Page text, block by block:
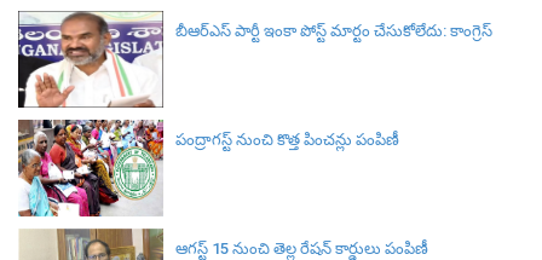
బీఆర్ఎస్‌ పార్టీ ఇంకా పోస్ట్ మార్టం చేసుకోలేదు: కాంగ్రెస్‌
పంద్రాగస్ట్ నుంచి కొత్త పించన్లు పంపిణీ
ఆగస్ట్ 15 నుంచి తెల్ల రేషన్ కార్డులు పంపిణీ